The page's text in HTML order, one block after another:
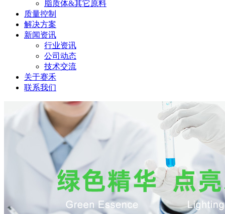
脂质体&其它原料
质量控制
解决方案
新闻资讯
行业资讯
公司动态
技术交流
关于赛禾
联系我们